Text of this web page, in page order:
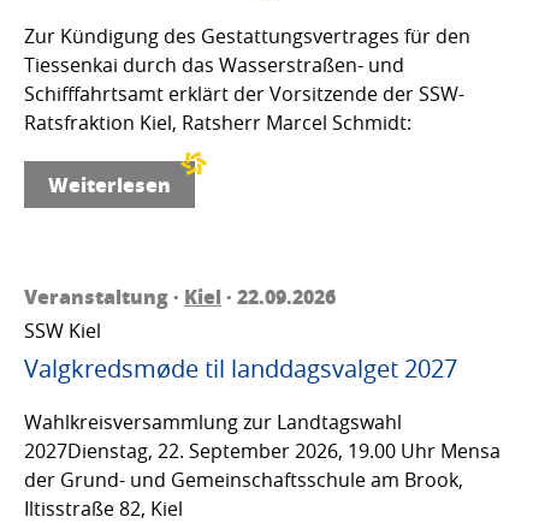
Zur Kündigung des Gestattungsvertrages für den
Tiessenkai durch das Wasserstraßen- und
Schifffahrtsamt erklärt der Vorsitzende der SSW-
Ratsfraktion Kiel, Ratsherr Marcel Schmidt:
Weiterlesen
Veranstaltung · Kiel · 22.09.2026
SSW Kiel
Valgkredsmøde til landdagsvalget 2027
Wahlkreisversammlung zur Landtagswahl
2027Dienstag, 22. September 2026, 19.00 Uhr Mensa
der Grund- und Gemeinschaftsschule am Brook,
Iltisstraße 82, Kiel